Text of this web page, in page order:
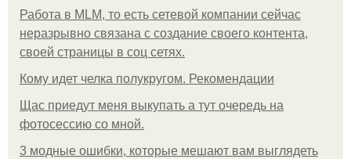
Работа в MLM, то есть сетевой компании сейчас
неразрывно связана с создание своего контента,
своей страницы в соц сетях.
Кому идет челка полукругом. Рекомендации
Щас приедут меня выкупать а тут очередь на
фотосессию со мной.
3 модные ошибки, которые мешают вам выглядеть